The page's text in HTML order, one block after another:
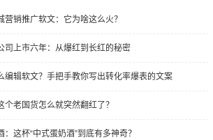
营销推广软文：它为啥这么火？
司上市六年：从爆红到长红的秘密
编辑软文？手把手教你写出转化率爆表的文案
个老国货怎么就突然翻红了？
：这杯“中式蛋奶酒”到底有多神奇？